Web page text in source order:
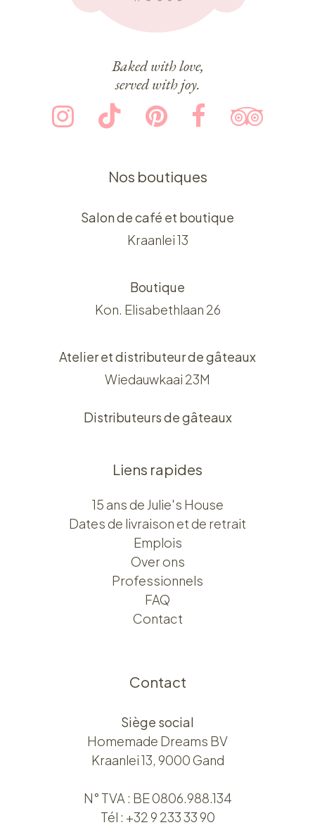
Baked with love,
served with joy.
Nos boutiques
Salon de café et boutique
Kraanlei 13
Boutique
Kon. Elisabethlaan 26
Atelier et distributeur de gâteaux
Wiedauwkaai 23M
Distributeurs de gâteaux
Liens rapides
15 ans de Julie's House
Dates de livraison et de retrait
Emplois
Over ons​​
Professionnels
FAQ
Contact
Contact
Siège social
Homemade Dreams BV
Kraanlei 13, 9000 Gand
N° TVA : BE 0806.988.134
Tél : +32 9 233 33 90